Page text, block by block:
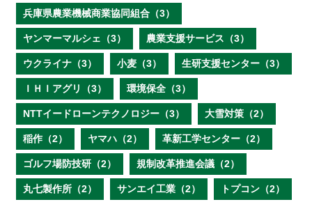
兵庫県農業機械商業協同組合（3）
ヤンマーマルシェ（3） 農業支援サービス（3）
ウクライナ（3） 小麦（3） 生研支援センター（3）
ＩＨＩアグリ（3） 環境保全（3）
NTTイードローンテクノロジー（3） 大雪対策（2）
稲作（2） ヤマハ（2） 革新工学センター（2）
ゴルフ場防技研（2） 規制改革推進会議（2）
丸七製作所（2） サンエイ工業（2） トプコン（2）